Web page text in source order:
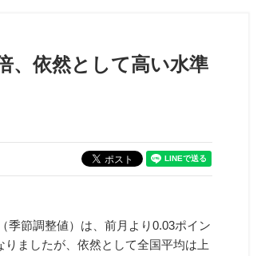
、依然として高い水準
季節調整値）は、前月より0.03ポイン
ましたが、依然として全国平均は上